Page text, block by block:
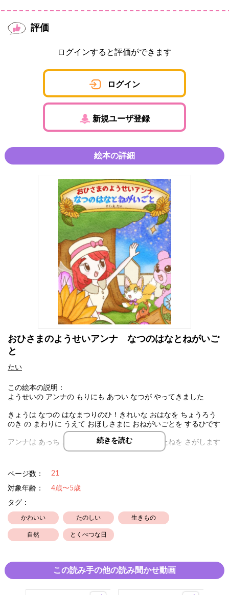
評価
ログインすると評価ができます
ログイン
新規ユーザ登録
絵本の詳細
おひさまのようせいアンナ なつのはなとねがいご
と
たい
この絵本の説明：
ようせいの アンナの もりにも あつい なつが やってきました
きょうは なつの はなまつりのひ！きれいな おはなを ちょうろう
のき の まわりに うえて おほしさまに おねがいごとを するひです
アンナは あっち こっち とびまわって おはなの たねを さがします
続きを読む
ページ数： 21
対象年齢：
4歳〜5歳
タグ：
かわいい たのしい 生きもの
自然 とくべつな日
この読み手の他の読み聞かせ動画